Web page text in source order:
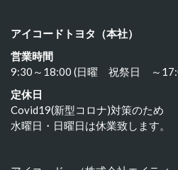
アイコードトヨタ（本社）
営業時間
9:30～18:00 (日曜 祝祭日 ～
定休日
Covid19(新型コロナ)対策のため
水曜日・日曜日は休業致します。